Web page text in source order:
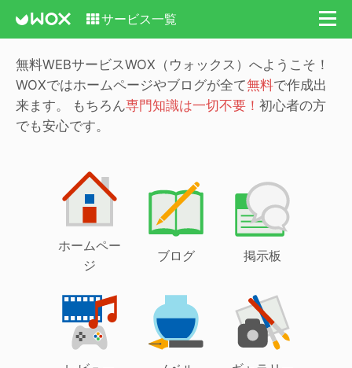
サービス一覧
無料WEBサービスWOX（ウォックス）へようこそ！
WOXではホームページやブログが全て無料で作成出
来ます。
もちろん専門知識は一切不要！ 初心者の方
でも安心です。
ホームペー
ジ
ブログ 掲示板